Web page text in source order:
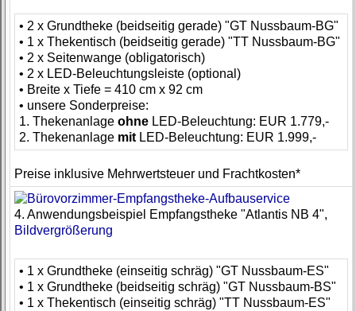
• 2 x Grundtheke (beidseitig gerade) "GT Nussbaum-BG"
• 1 x Thekentisch (beidseitig gerade) "TT Nussbaum-BG"
• 2 x Seitenwange (obligatorisch)
• 2 x LED-Beleuchtungsleiste (optional)
• Breite x Tiefe = 410 cm x 92 cm
• unsere Sonderpreise:
1. Thekenanlageohne LED-Beleuchtung: EUR 1.779,-
2. Thekenanlage mit LED-Beleuchtung: EUR 1.999,-
Preise inklusive Mehrwertsteuer und Frachtkosten*
4. Anwendungsbeispiel Empfangstheke "Atlantis NB 4",
Bildvergrößerung
• 1 x Grundtheke (einseitig schräg) "GT Nussbaum-ES"
• 1 x Grundtheke (beidseitig schräg) "GT Nussbaum-BS"
• 1 x Thekentisch (einseitig schräg) "TT Nussbaum-ES"